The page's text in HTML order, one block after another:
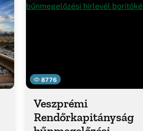
8776
Veszprémi
Rendőrkapitányság